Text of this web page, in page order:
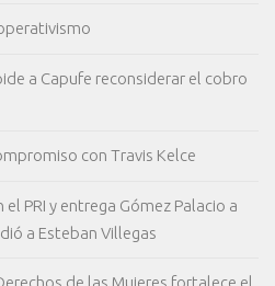
a Capufe reconsiderar el cobro
con Travis Kelce
PRI y entrega Gómez Palacio a
a Esteban Villegas
de las Mujeres fortalece el